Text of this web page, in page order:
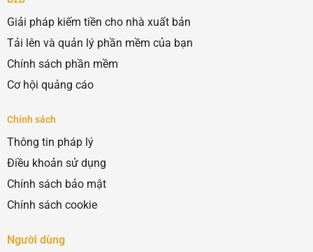
Giải pháp kiếm tiền cho nhà xuất bản
Tải lên và quản lý phần mềm của bạn
Chính sách phần mềm
Cơ hội quảng cáo
Chính sách
Thông tin pháp lý
Điều khoản sử dụng
Chính sách bảo mật
Chính sách cookie
Người dùng